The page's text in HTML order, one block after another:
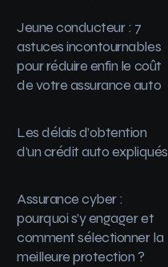
Jeune conducteur : 7
astuces incontournables
pour réduire enfin le coût
de votre assurance auto
Les délais d’obtention
d’un crédit auto expliqués
Assurance cyber :
pourquoi s’y engager et
comment sélectionner la
meilleure protection ?